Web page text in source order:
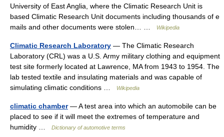
University of East Anglia, where the Climatic Research Unit is
based Climatic Research Unit documents including thousands of e
mails and other documents were stolen… …
Wikipedia
Climatic Research Laboratory — The Climatic Research
Laboratory (CRL) was a U.S. Army military clothing and equipment
test site formerly located at Lawrence, MA from 1943 to 1954. The
lab tested textile and insulating materials and was capable of
simulating climatic conditions …
Wikipedia
climatic chamber— A test area into which an automobile can be
placed to see if it will meet the extremes of temperature and
humidity …
Dictionary of automotive terms